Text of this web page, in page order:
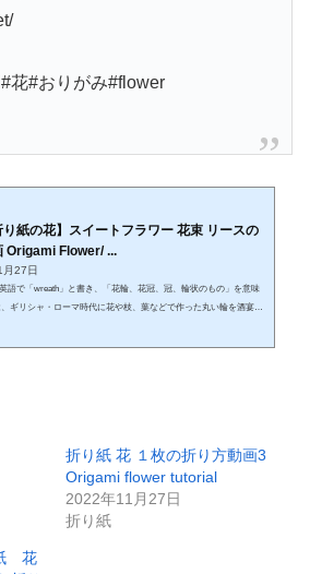
花#おりがみ#flower
紙の花】スイートフラワー 花束 リースの
Origami Flower/ ...
27日
語で「wreath」と書き、「花輪、花冠、冠、輪状のもの」を意味
ギリシャ・ローマ時代に花や枝、葉などで作った丸い輪を酒宴の
折り紙 花 １枚の折り方動画3
Origami flower tutorial
2022年11月27日
折り紙
花